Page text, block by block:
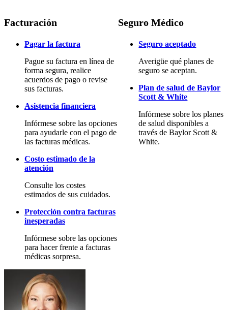
Facturación
Pagar la factura
Pague su factura en línea de
forma segura, realice
acuerdos de pago o revise
sus facturas.
Asistencia financiera
Infórmese sobre las opciones
para ayudarle con el pago de
las facturas médicas.
Costo estimado de la
atención
Consulte los costes
estimados de sus cuidados.
Protección contra facturas
inesperadas
Infórmese sobre las opciones
para hacer frente a facturas
médicas sorpresa.
Seguro Médico
Seguro aceptado
Averigüe qué planes de
seguro se aceptan.
Plan de salud de Baylor
Scott & White
Infórmese sobre los planes
de salud disponibles a
través de Baylor Scott &
White.